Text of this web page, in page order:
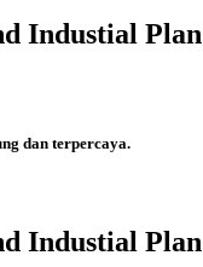
Industial Plan
dan terpercaya.
Industial Plan